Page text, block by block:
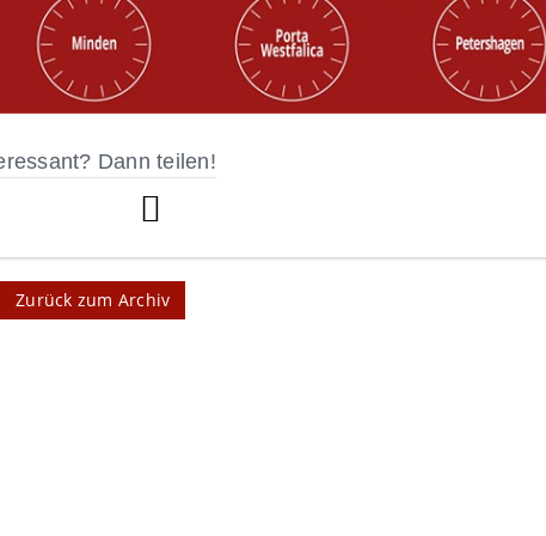
Dann teilen!
Zurück zum Archiv